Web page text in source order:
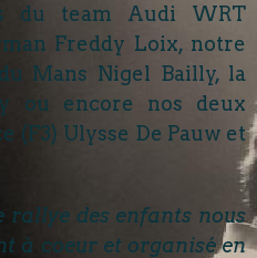
du team Audi WRT
Freddy Loix, notre
Mans Nigel Bailly, la
ou encore nos deux
(F3) Ulysse De Pauw et
des enfants nous
à coeur et organisé en